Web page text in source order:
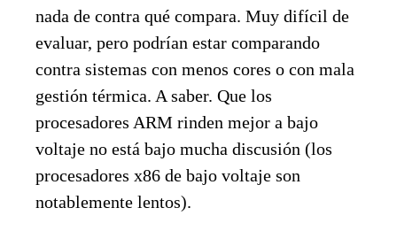
nada de contra qué compara. Muy difícil de
evaluar, pero podrían estar comparando
contra sistemas con menos cores o con mala
gestión térmica. A saber. Que los
procesadores ARM rinden mejor a bajo
voltaje no está bajo mucha discusión (los
procesadores x86 de bajo voltaje son
notablemente lentos).